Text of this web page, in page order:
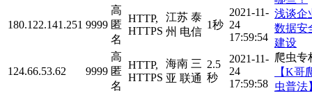
180.122.141.251 9999
高
匿
名
HTTP,
HTTPS
江苏 泰
州 电信
1秒
2021-11-
24
17:59:54
124.66.53.62 9999
高
匿
名
HTTP,
HTTPS
海南 三
亚 联通
2.5
秒
2021-11-
24
17:59:58
浅谈企
数据安
建设
爬虫专
【K哥
虫普法